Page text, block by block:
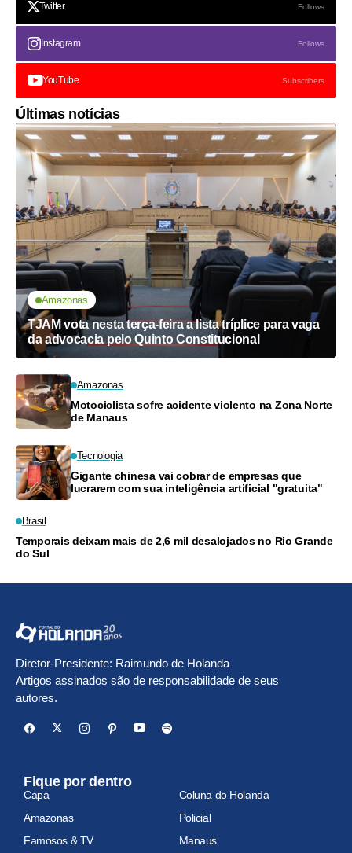
Twitter Follows
Instagram Follows
YouTube Subscribers
Últimas notícias
Amazonas
TJAM vota nesta terça-feira a lista tríplice para vaga
da advocacia pelo Quinto Constitucional
Amazonas
Motociclista sofre acidente violento na Zona Norte
de Manaus
Tecnologia
Gigante chinesa vai cobrar de empresas que
lucrarem com sua inteligência artificial "gratuita"
Brasil
Temporais deixam mais de 2,6 mil desalojados no Rio Grande
do Sul
Diretor-Presidente: Raimundo de Holanda
Artigos assinados são de responsabilidade de seus
autores.
Fique por dentro
Capa
Coluna do Holanda
Amazonas
Policial
Famosos & TV
Manaus